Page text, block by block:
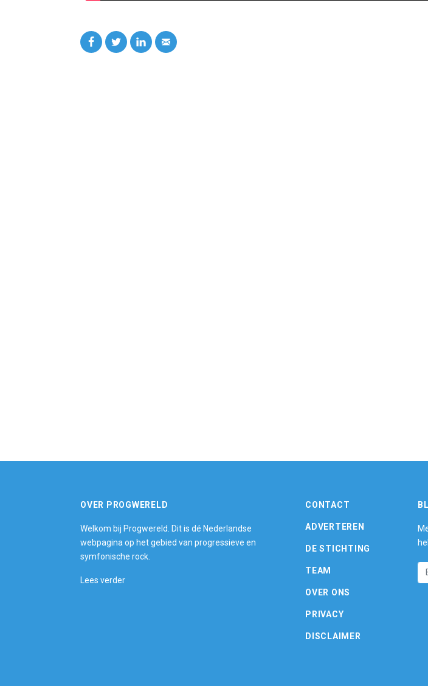
OVER PROGWERELD
Welkom bij Progwereld. Dit is dé Nederlandse
webpagina op het gebied van progressieve en
symfonische rock.
Lees verder
CONTACT
ADVERTEREN
DE STICHTING
TEAM
OVER ONS
PRIVACY
DISCLAIMER